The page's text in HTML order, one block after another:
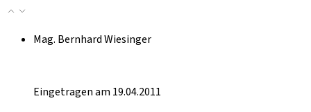
Mag. Bernhard Wiesinger
Eingetragen am 19.04.2011